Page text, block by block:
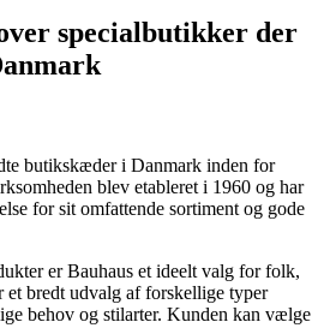
specialbutikker der
butikskæder i Danmark inden for
blev etableret i 1960 og har
for sit omfattende sortiment og gode
er Bauhaus et ideelt valg for folk,
bredt udvalg af forskellige typer
behov og stilarter. Kunden kan vælge